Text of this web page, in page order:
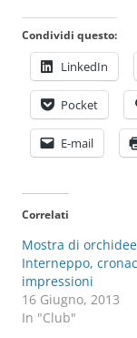
Condividi questo:
LinkedIn
Pocket
E-mail
Correlati
Mostra di
Interneppo,
impressioni
16 Giugno, 2013
In "Club"